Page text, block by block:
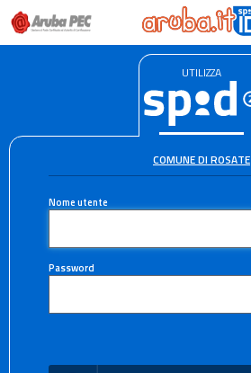
UTILIZZA
COMUNE DI ROSATE
Nome utente
Password